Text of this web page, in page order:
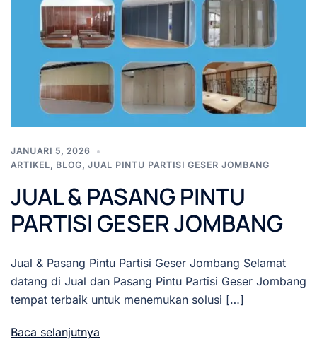
JANUARI 5, 2026
ARTIKEL, BLOG, JUAL PINTU PARTISI GESER JOMBANG
JUAL & PASANG PINTU
PARTISI GESER JOMBANG
Jual & Pasang Pintu Partisi Geser Jombang Selamat
datang di Jual dan Pasang Pintu Partisi Geser Jombang
tempat terbaik untuk menemukan solusi […]
Baca selanjutnya